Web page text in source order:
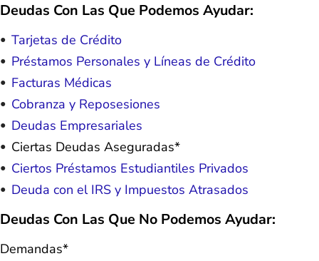
Deudas Con Las Que Podemos Ayudar:
Tarjetas de Crédito
Préstamos Personales y Líneas de Crédito
Facturas Médicas
Cobranza y Reposesiones
Deudas Empresariales
Ciertas Deudas Aseguradas*
Ciertos Préstamos Estudiantiles Privados
Deuda con el IRS y Impuestos Atrasados
Deudas Con Las Que No Podemos Ayudar:
Demandas*